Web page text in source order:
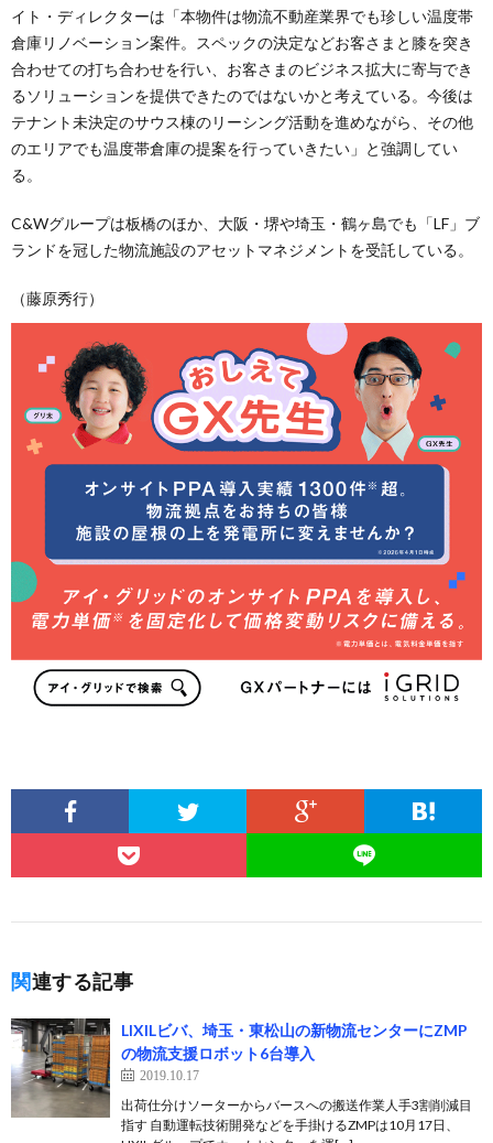
イト・ディレクターは「本物件は物流不動産業界でも珍しい温度帯
倉庫リノベーション案件。スペックの決定などお客さまと膝を突き
合わせての打ち合わせを行い、お客さまのビジネス拡大に寄与でき
るソリューションを提供できたのではないかと考えている。今後は
テナント未決定のサウス棟のリーシング活動を進めながら、その他
のエリアでも温度帯倉庫の提案を行っていきたい」と強調してい
る。
C&Wグループは板橋のほか、大阪・堺や埼玉・鶴ヶ島でも「LF」ブ
ランドを冠した物流施設のアセットマネジメントを受託している。
（藤原秀行）
関連する記事
LIXILビバ、埼玉・東松山の新物流センターにZMP
の物流支援ロボット6台導入
2019.10.17
出荷仕分けソーターからバースへの搬送作業人手3割削減目
指す 自動運転技術開発などを手掛けるZMPは10月17日、